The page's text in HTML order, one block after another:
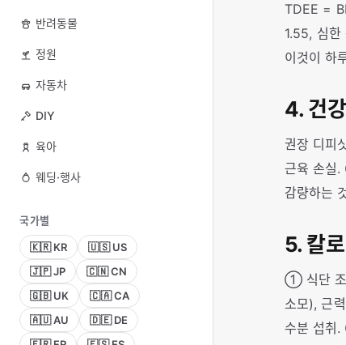
반려동물
정원
자동차
DIY
육아
웨딩·행사
국가별
🇰🇷 KR
🇺🇸 US
🇯🇵 JP
🇨🇳 CN
🇬🇧 UK
🇨🇦 CA
🇦🇺 AU
🇩🇪 DE
TDEE =
1.55, 심
이것이 하
4. 건
권장 디피
근육 손실
감량하는
5. 칼
① 식단 조
소모), 근
수분 섭